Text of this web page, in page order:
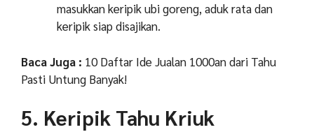
masukkan keripik ubi goreng, aduk rata dan
keripik siap disajikan.
Baca Juga : 10 Daftar Ide Jualan 1000an dari Tahu
Pasti Untung Banyak!
5. Keripik Tahu Kriuk